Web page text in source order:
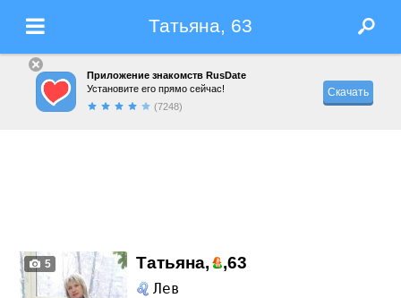
Татьяна, 63
Приложение знакомств RusDate
Установите его прямо сейчас!
(7248)
Скачать
5 Татьяна, ,63
Лев